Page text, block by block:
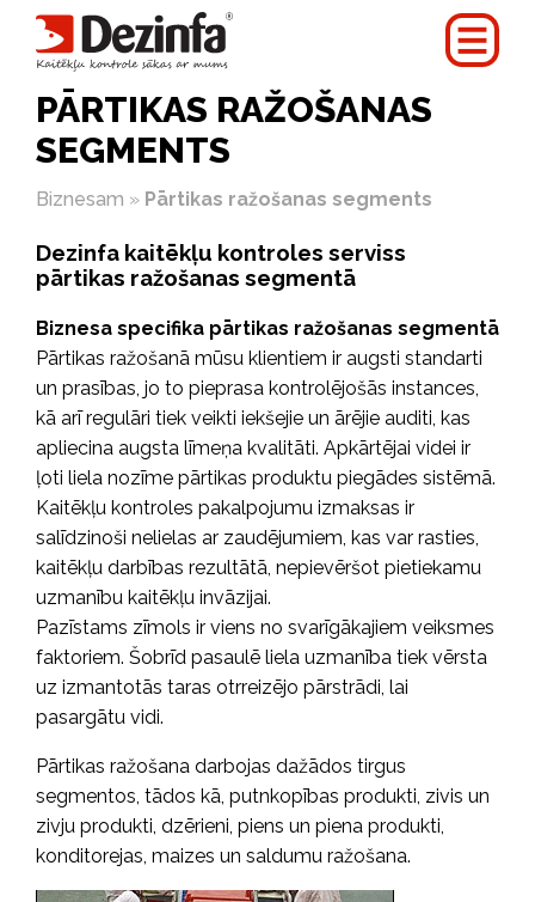
PĀRTIKAS RAŽOŠANAS
SEGMENTS
Biznesam » Pārtikas ražošanas segments
Dezinfa kaitēkļu kontroles serviss
pārtikas ražošanas segmentā
Biznesa specifika pārtikas ražošanas segmentā
Pārtikas ražošanā mūsu klientiem ir augsti standarti
un prasības, jo to pieprasa kontrolējošās instances,
kā arī regulāri tiek veikti iekšejie un ārējie auditi, kas
apliecina augsta līmeņa kvalitāti. Apkārtējai videi ir
ļoti liela nozīme pārtikas produktu piegādes sistēmā.
Kaitēkļu kontroles pakalpojumu izmaksas ir
salīdzinoši nelielas ar zaudējumiem, kas var rasties,
kaitēkļu darbības rezultātā, nepievēršot pietiekamu
uzmanību kaitēkļu invāzijai.
Pazīstams zīmols ir viens no svarīgākajiem veiksmes
faktoriem. Šobrīd pasaulē liela uzmanība tiek vērsta
uz izmantotās taras otrreizējo pārstrādi, lai
pasargātu vidi.
Pārtikas ražošana darbojas dažādos tirgus
segmentos, tādos kā, putnkopības produkti, zivis un
zivju produkti, dzērieni, piens un piena produkti,
konditorejas, maizes un saldumu ražošana.